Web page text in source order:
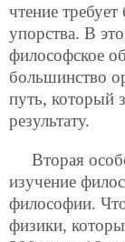
чтение
упорства. В
философское
большинство
путь, который
результату.
Вторая
изучение
философии.
физики,